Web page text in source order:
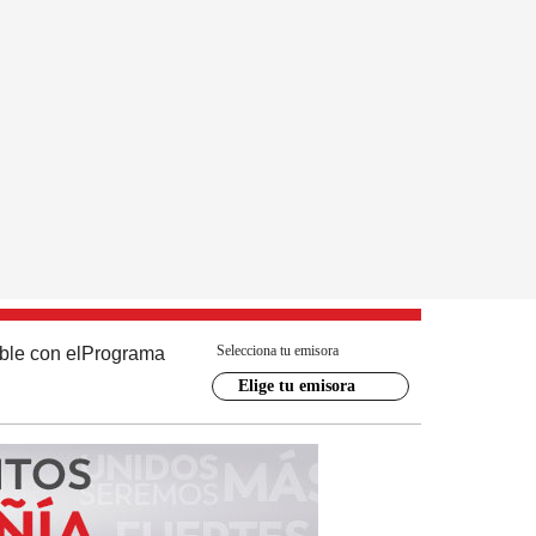
con el Programa Selecciona tu emisora
Elige tu emisora